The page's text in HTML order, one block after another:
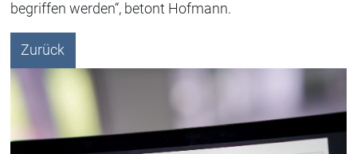
begriffen werden“, betont Hofmann.
Zurück